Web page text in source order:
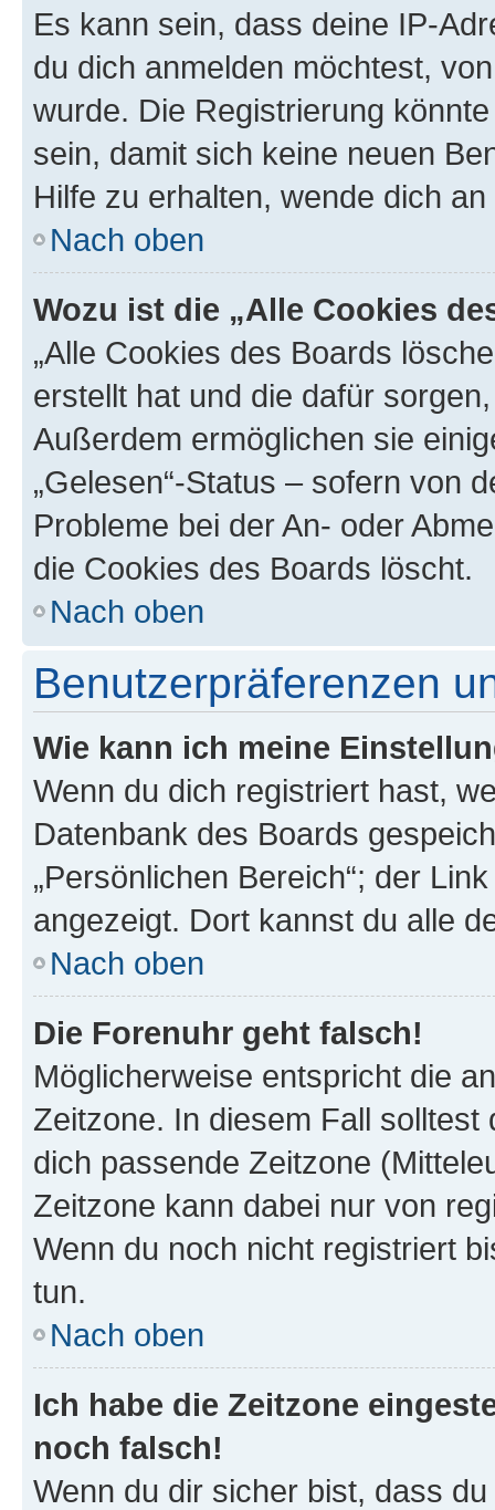
Es kann sein, dass deine IP-
du dich anmelden möchtest,
wurde. Die Registrierung
sein, damit sich keine neuen
Hilfe zu erhalten, wende dich
Nach oben
Wozu ist die „Alle Cookies
„Alle Cookies des Boards
erstellt hat und die dafür
Außerdem ermöglichen sie
„Gelesen“-Status – sofern von
Probleme bei der An- oder
die Cookies des Boards löscht.
Nach oben
Benutzerpräferenzen
Wie kann ich meine
Wenn du dich registriert hast,
Datenbank des Boards
„Persönlichen Bereich“; der
angezeigt. Dort kannst du alle
Nach oben
Die Forenuhr geht falsch!
Möglicherweise entspricht die
Zeitzone. In diesem Fall solltest
dich passende Zeitzone
Zeitzone kann dabei nur von
Wenn du noch nicht registriert
tun.
Nach oben
Ich habe die Zeitzone
noch falsch!
Wenn du dir sicher bist, dass